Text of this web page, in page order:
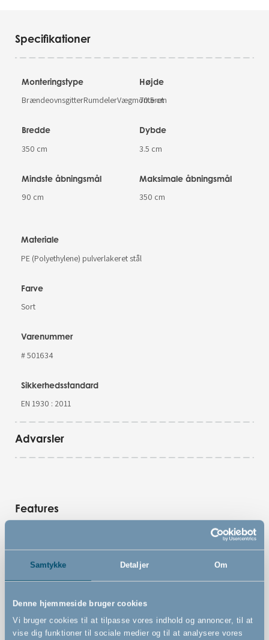
Samtykke Detaljer Om
Denne hjemmeside bruger cookies
Vi bruger cookies til at tilpasse vores indhold og annoncer, til at
vise dig funktioner til sociale medier og til at analysere vores
Specifikationer
Monteringstype
BrændeovnsgitterRumdelerVægmonteret
Højde
70.5 cm
Bredde
350 cm
Dybde
3.5 cm
Mindste åbningsmål
90 cm
Maksimale åbningsmål
350 cm
Materiale
PE (Polyethylene) pulverlakeret stål
Farve
Sort
Varenummer
# 501634
Sikkerhedsstandard
EN 1930 : 2011
Advarsler
Features
Vægmonteret sikkerhedsgitter
33 cm eller 72 cm. Tilkøbes separat
Kan åbnes til begge sider
Kan betjenes med én hånd